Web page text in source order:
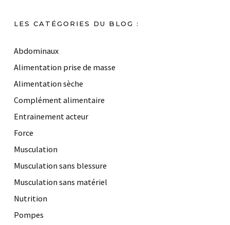
LES CATÉGORIES DU BLOG :
Abdominaux
Alimentation prise de masse
Alimentation sèche
Complément alimentaire
Entrainement acteur
Force
Musculation
Musculation sans blessure
Musculation sans matériel
Nutrition
Pompes